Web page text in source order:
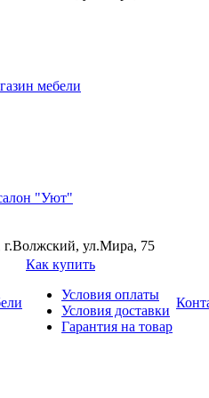
"Уют"
г.Волжский, ул.Мира, 75
Как купить
Условия оплаты
Условия доставки
Гарантия на товар